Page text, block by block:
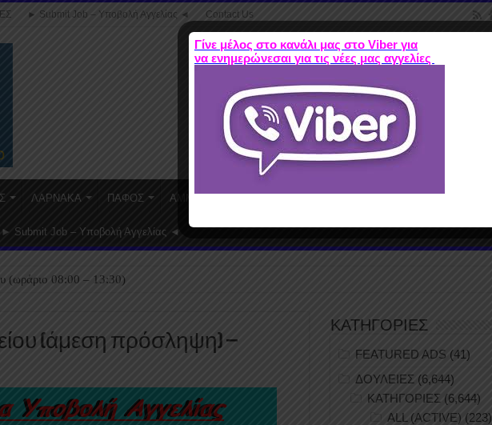
► Submit Job – Υποβολή Αγγελίας ◄ Contact Us
ΛΑΡΝΑΚΑ ΠΑΦΟΣ ΑΜΜΟΧΩΣΤΟΣ
► Submit Job – Υποβολή Αγγελίας ◄
(ωράριο 08:00 – 13:30)
(άμεση πρόσληψη) –
ΚΑΤΗΓΟΡΙΕΣ
FEATURED ADS (41)
ΔΟΥΛΕΙΕΣ (6,644)
ΚΑΤΗΓΟΡΙΕΣ (6,644)
ALL (ACTIVE) (223)
Γίνε μέλος στο κανάλι μας στο Viber για
να ενημερώνεσαι για τις νέες μας αγγελίες